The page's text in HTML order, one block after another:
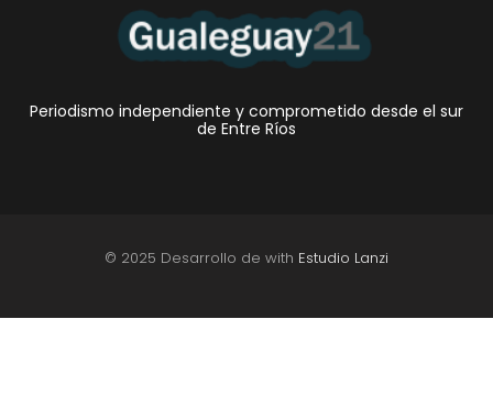
Periodismo independiente y comprometido desde el sur
de Entre Ríos
© 2025 Desarrollo de with Estudio Lanzi